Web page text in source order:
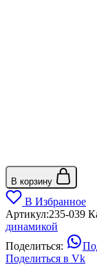
В корзину
В Избранное
Артикул:235-039
динамикой
Поделиться:
Поделиться в Vk